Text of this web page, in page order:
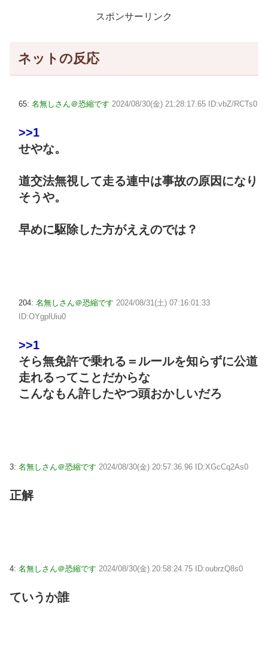
スポンサーリンク
ネットの反応
65: 名無しさん＠恐縮です 2024/08/30(金) 21:28:17.65 ID:vbZ/RCTs0
>>1
せやな。
道交法無視して走る連中は事故の原因になり
そうや。
早めに駆除した方がええのでは？
204: 名無しさん＠恐縮です 2024/08/31(土) 07:16:01.33
ID:OYgplUiu0
>>1
そら無免許で乗れる＝ルールを知らずに公道
走れるってことだからな
こんなもん許したやつ頭おかしいだろ
3: 名無しさん＠恐縮です 2024/08/30(金) 20:57:36.96 ID:XGcCq2As0
正解
4: 名無しさん＠恐縮です 2024/08/30(金) 20:58:24.75 ID:oubrzQ8s0
ていうか誰